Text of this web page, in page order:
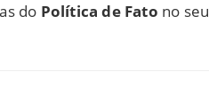
do Política de Fato no